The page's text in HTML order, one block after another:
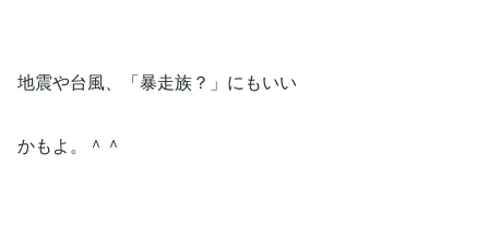
地震や台風、「暴走族？」にもいい
かもよ。＾＾